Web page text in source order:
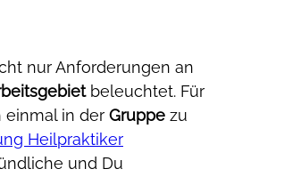
nur Anforderungen an
beleuchtet. Für
einmal in der Gruppe zu
Heilpraktiker
und Du